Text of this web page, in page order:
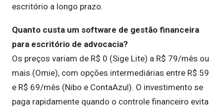
escritório a longo prazo.
Quanto custa um software de gestão financeira
para escritório de advocacia?
Os preços variam de R$ 0 (Sige Lite) a R$ 79/mês ou
mais (Omie), com opções intermediárias entre R$ 59
e R$ 69/mês (Nibo e ContaAzul). O investimento se
paga rapidamente quando o controle financeiro evita